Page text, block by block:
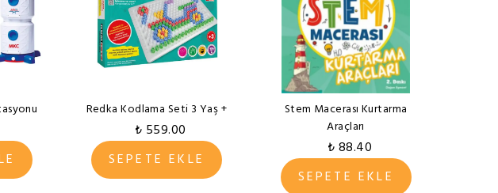
Redka Kodlama Seti 3 Yaş +
₺ 559.00
SEPETE EKLE
Stem Macerası Kurtarma
Araçları
₺ 88.40
SEPETE EKLE